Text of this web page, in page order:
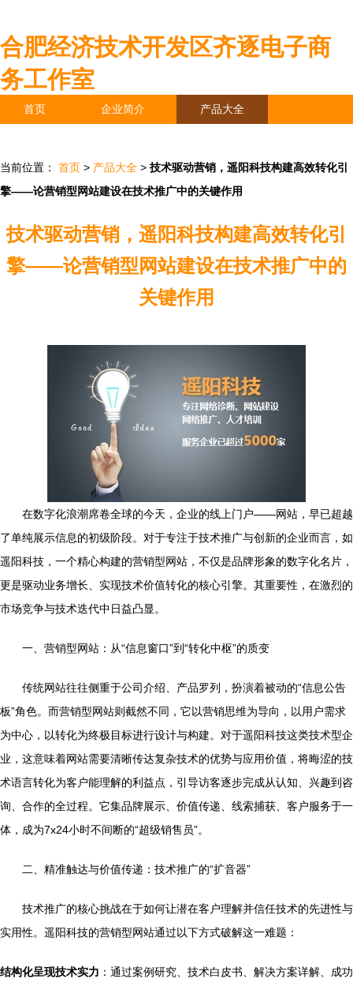
合肥经济技术开发区齐逐电子商
务工作室
首页 企业简介 产品大全
当前位置： 首页 > 产品大全 > 技术驱动营销，遥阳科技构建高效转化引
擎——论营销型网站建设在技术推广中的关键作用
技术驱动营销，遥阳科技构建高效转化引
擎——论营销型网站建设在技术推广中的
关键作用
在数字化浪潮席卷全球的今天，企业的线上门户——网站，早已超越
了单纯展示信息的初级阶段。对于专注于技术推广与创新的企业而言，如
遥阳科技，一个精心构建的营销型网站，不仅是品牌形象的数字化名片，
更是驱动业务增长、实现技术价值转化的核心引擎。其重要性，在激烈的
市场竞争与技术迭代中日益凸显。
一、营销型网站：从“信息窗口”到“转化中枢”的质变
传统网站往往侧重于公司介绍、产品罗列，扮演着被动的“信息公告
板”角色。而营销型网站则截然不同，它以营销思维为导向，以用户需求
为中心，以转化为终极目标进行设计与构建。对于遥阳科技这类技术型企
业，这意味着网站需要清晰传达复杂技术的优势与应用价值，将晦涩的技
术语言转化为客户能理解的利益点，引导访客逐步完成从认知、兴趣到咨
询、合作的全过程。它集品牌展示、价值传递、线索捕获、客户服务于一
体，成为7x24小时不间断的“超级销售员”。
二、精准触达与价值传递：技术推广的“扩音器”
技术推广的核心挑战在于如何让潜在客户理解并信任技术的先进性与
实用性。遥阳科技的营销型网站通过以下方式破解这一难题：
结构化呈现技术实力 ：通过案例研究、技术白皮书、解决方案详解、成功